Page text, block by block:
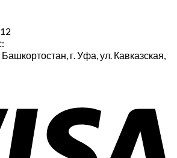
г. Уфа, ул. Кавказская,